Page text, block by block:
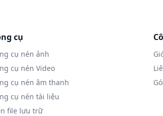
cụ
cụ nén ảnh
cụ nén Video
cụ nén âm thanh
cụ nén tài liệu
file lưu trữ